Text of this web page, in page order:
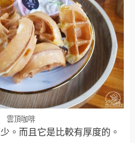
雲頂咖啡
。而且它是比較有厚度的。